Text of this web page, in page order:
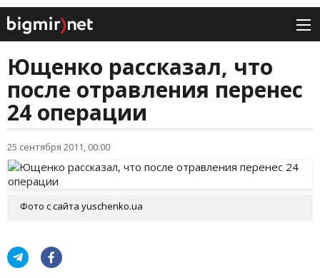
Ющенко рассказал, что
после отравления перенес
24 операции
25 сентября 2011, 00:00
Фото с сайта yuschenko.ua